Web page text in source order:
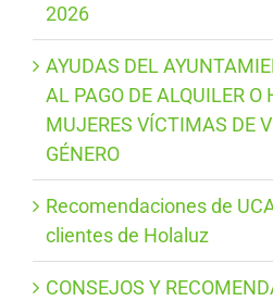
2026
AYUDAS DEL
AL PAGO DE ALQUILER O
MUJERES VÍCTIMAS DE
GÉNERO
Recomendaciones de
clientes de Holaluz
CONSEJOS Y